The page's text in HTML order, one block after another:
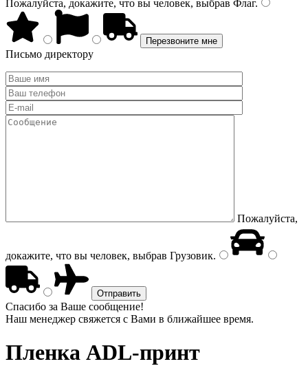
Пожалуйста, докажите, что вы человек, выбрав Флаг.
Письмо директору
Пожалуйста,
докажите, что вы человек, выбрав Грузовик.
Спасибо за Ваше сообщение!
Наш менеджер свяжется с Вами в ближайшее время.
Пленка ADL-принт